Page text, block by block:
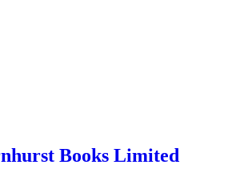
Books Limited